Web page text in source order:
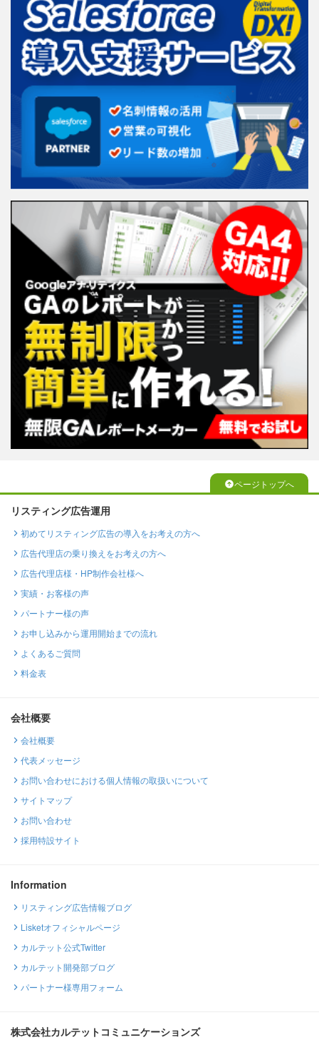
ページトップへ
リスティング広告運用
初めてリスティング広告の導入をお考えの方へ
広告代理店の乗り換えをお考えの方へ
広告代理店様・HP制作会社様へ
実績・お客様の声
パートナー様の声
お申し込みから運用開始までの流れ
よくあるご質問
料金表
会社概要
会社概要
代表メッセージ
お問い合わせにおける個人情報の取扱いについて
サイトマップ
お問い合わせ
採用特設サイト
Information
リスティング広告情報ブログ
Lisketオフィシャルページ
カルテット公式Twitter
カルテット開発部ブログ
パートナー様専用フォーム
株式会社カルテットコミュニケーションズ